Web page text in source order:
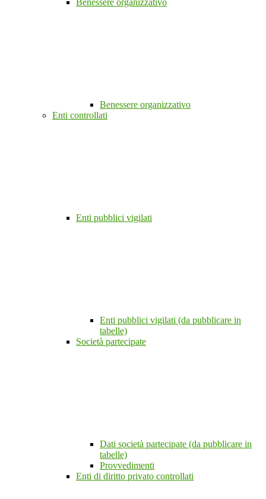
Benessere organizzativo
Benessere organizzativo
Enti controllati
Enti pubblici vigilati
Enti pubblici vigilati (da pubblicare in
tabelle)
Società partecipate
Dati società partecipate (da pubblicare in
tabelle)
Provvedimenti
Enti di diritto privato controllati